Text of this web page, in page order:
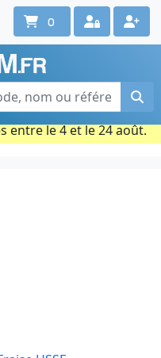
conseil ?
40 92 17 71
de 08h à 18h
prises par carte
entre le 4 et le 24 août.
0